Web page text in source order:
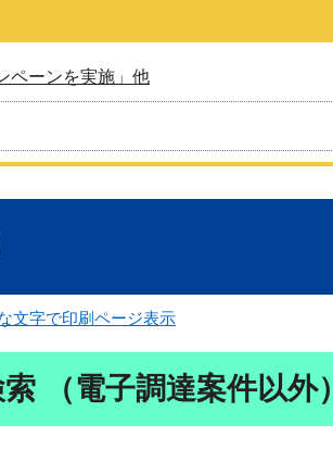
ペーンを実施」他
文字で印刷ページ表示
（電子調達案件以外）